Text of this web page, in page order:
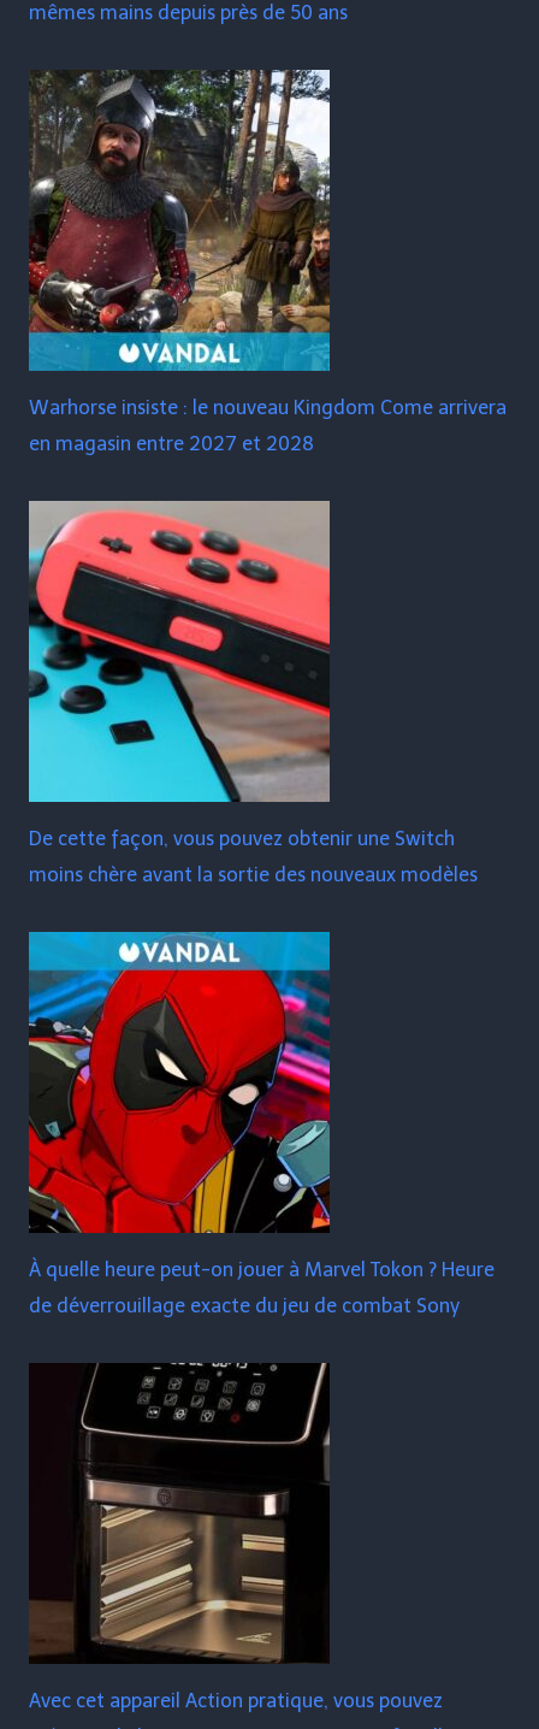
mêmes mains depuis près de 50 ans
Warhorse insiste : le nouveau Kingdom Come arrivera
en magasin entre 2027 et 2028
De cette façon, vous pouvez obtenir une Switch
moins chère avant la sortie des nouveaux modèles
À quelle heure peut-on jouer à Marvel Tokon ? Heure
de déverrouillage exacte du jeu de combat Sony
Avec cet appareil Action pratique, vous pouvez